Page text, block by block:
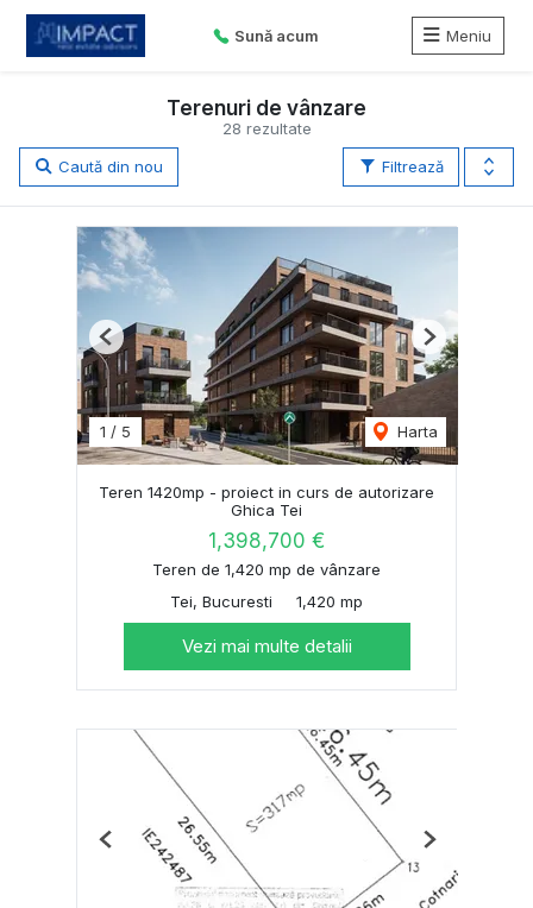
Sună acum Meniu
28 rezultate
Terenuri de vânzare
Filtrează
Caută din nou
1 / 5 Harta
Previous Next
Teren 1420mp - proiect in curs de autorizare
Ghica Tei
1,398,700 €
Teren de 1,420 mp de vânzare
Tei, Bucuresti
1,420 mp
Vezi mai multe detalii
Previous Next